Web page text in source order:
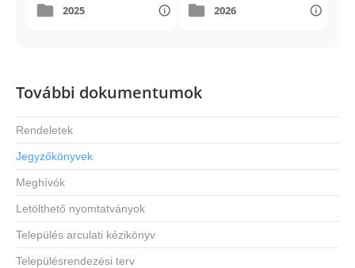
2025 2026
További dokumentumok
Rendeletek
Jegyzőkönyvek
Meghívók
Letölthető nyomtatványok
Település arculati kézikönyv
Településrendezési terv